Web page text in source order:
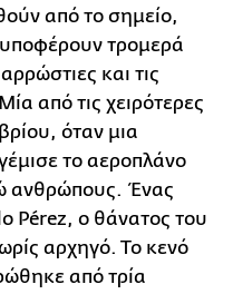
από το σημείο,
τρομερά
και τις
από τις χειρότερες
όταν μια
το αεροπλάνο
ανθρώπους. Ένας
Pérez, ο θάνατος του
αρχηγό. Το κενό
από τρία